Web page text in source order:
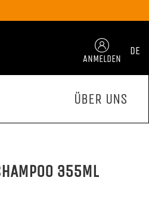
ANMELDEN
DE
ÜBER UNS
355ML